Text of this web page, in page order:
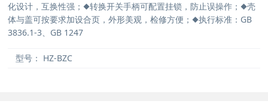
化设计，互换性强；◆转换开关手柄可配置挂锁，防止误操作；◆壳
体与盖可按要求加设合页，外形美观，检修方便；◆执行标准：GB
3836.1-3、GB 1247
型号： HZ-BZC